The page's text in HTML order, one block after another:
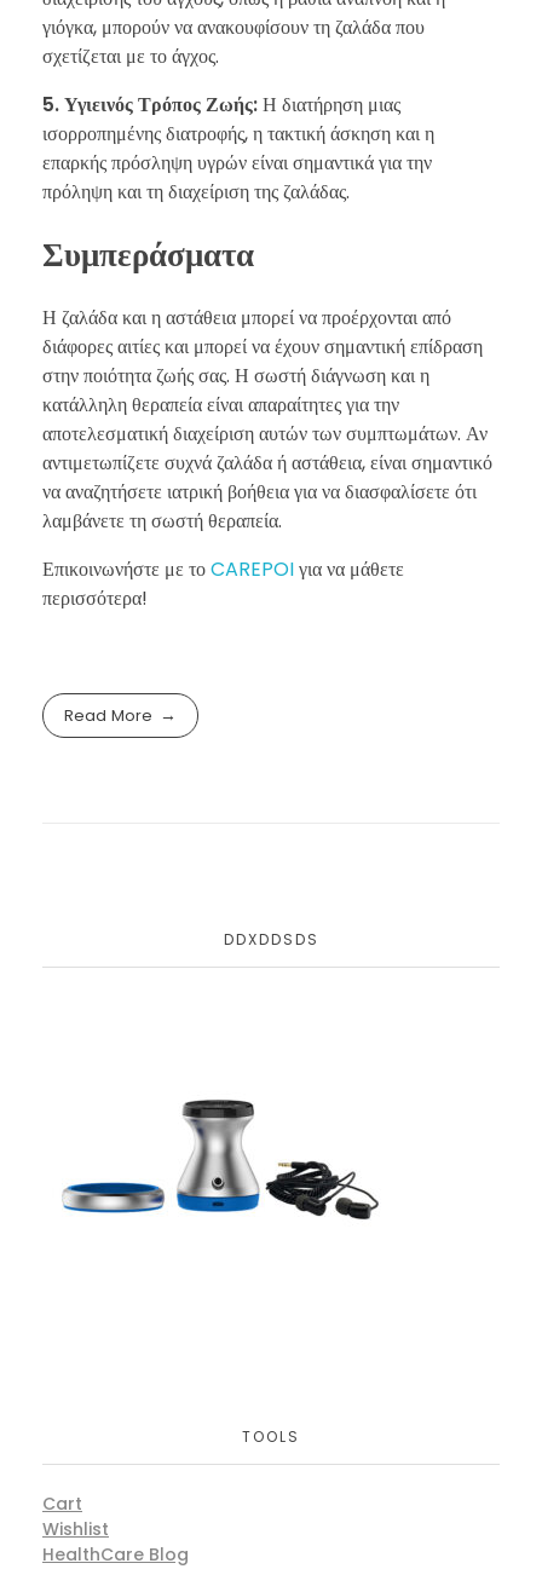
γιόγκα, μπορούν να ανακουφίσουν τη ζαλάδα που
σχετίζεται με το άγχος.
5. Υγιεινός Τρόπος Ζωής:Η διατήρηση μιας
ισορροπημένης διατροφής, η τακτική άσκηση και η
επαρκής πρόσληψη υγρών είναι σημαντικά για την
πρόληψη και τη διαχείριση της ζαλάδας.
Συμπεράσματα
Η ζαλάδα και η αστάθεια μπορεί να προέρχονται από
διάφορες αιτίες και μπορεί να έχουν σημαντική επίδραση
στην ποιότητα ζωής σας. Η σωστή διάγνωση και η
κατάλληλη θεραπεία είναι απαραίτητες για την
αποτελεσματική διαχείριση αυτών των συμπτωμάτων. Αν
αντιμετωπίζετε συχνά ζαλάδα ή αστάθεια, είναι σημαντικό
να αναζητήσετε ιατρική βοήθεια για να διασφαλίσετε ότι
λαμβάνετε τη σωστή θεραπεία.
Επικοινωνήστε με τοCAREPOIγια να μάθετε
περισσότερα!
Read More
DDXDDSDS
TOOLS
Cart
Wishlist
HealthCare Blog